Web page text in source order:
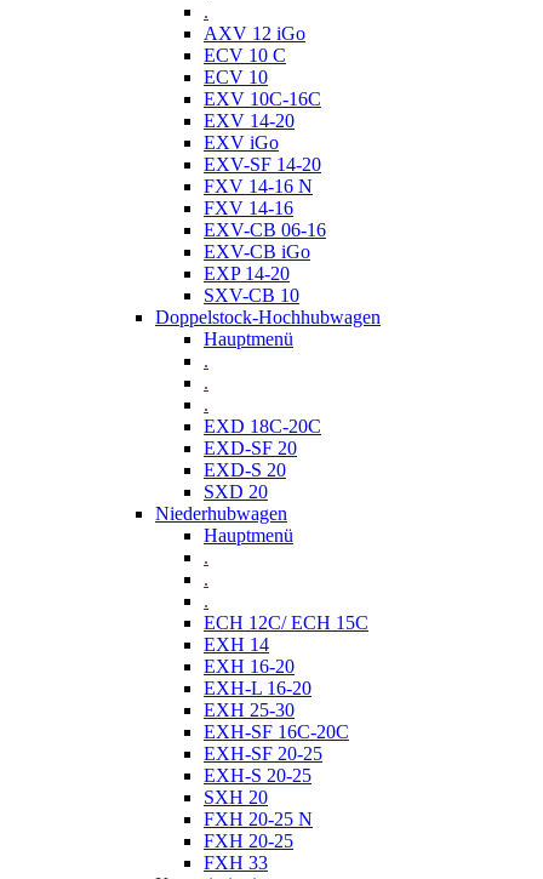
.
AXV 12 iGo
ECV 10 C
ECV 10
EXV 10C-16C
EXV 14-20
EXV iGo
EXV-SF 14-20
FXV 14-16 N
FXV 14-16
EXV-CB 06-16
EXV-CB iGo
EXP 14-20
SXV-CB 10
Doppelstock-Hochhubwagen
Hauptmenü
.
.
.
EXD 18C-20C
EXD-SF 20
EXD-S 20
SXD 20
Niederhubwagen
Hauptmenü
.
.
.
ECH 12C/ ECH 15C
EXH 14
EXH 16-20
EXH-L 16-20
EXH 25-30
EXH-SF 16C-20C
EXH-SF 20-25
EXH-S 20-25
SXH 20
FXH 20-25 N
FXH 20-25
FXH 33